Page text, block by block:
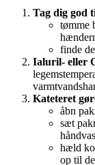
Tag dig god
tømme
finde
Ialuril- eller
Kateteret
åbn
sæt
hæld
op til